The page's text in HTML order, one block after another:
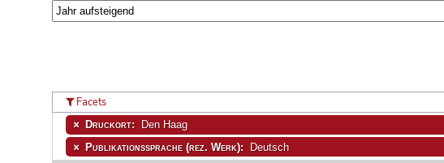
Facets
Druckort: Den Haag
Publikationssprache (rez. Werk): Deutsch